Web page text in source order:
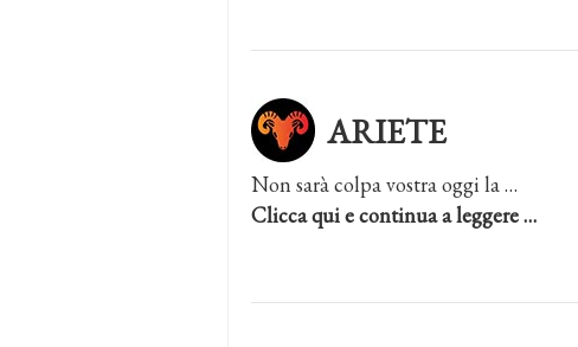
ARIETE
Non sarà colpa vostra oggi la …
Clicca qui e continua a leggere …